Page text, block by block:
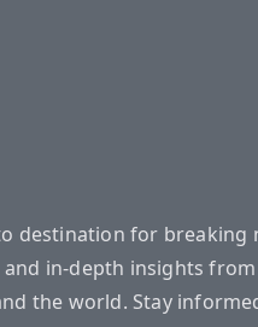
destination for breaking
and in-depth insights
the world. Stay